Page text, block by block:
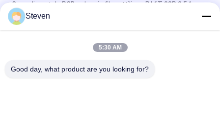
Capo di scatola PCB a doppia fila rettilineo PA6T 38P 2.54mm
Pitch 0,5 mm Double Slotted Board To Board Connector Parte
maschile con certificato CAP UL
Segnale e alimentazione 4S4P - Maschio Blocco 50A Pini
Steven
5:30 AM
Good day, what product are you looking for?